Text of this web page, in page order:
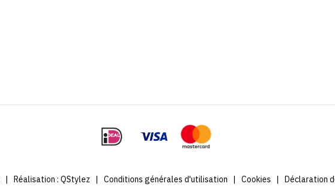
Réalisation : QStylez Conditions générales d'utilisation Cookies Déclaration